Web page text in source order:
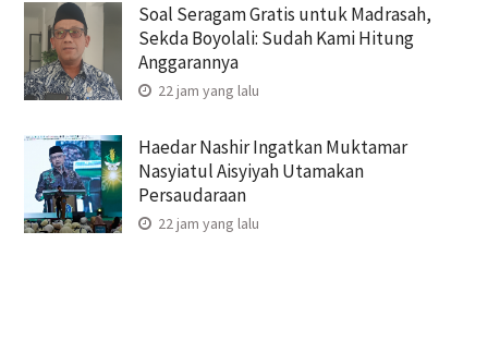
Soal Seragam Gratis untuk Madrasah,
Sekda Boyolali: Sudah Kami Hitung
Anggarannya
22 jam yang lalu
Haedar Nashir Ingatkan Muktamar
Nasyiatul Aisyiyah Utamakan
Persaudaraan
22 jam yang lalu